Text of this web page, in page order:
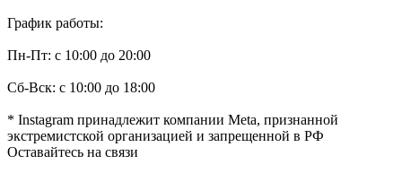
График работы:
Пн-Пт: с 10:00 до 20:00
Сб-Вск: с 10:00 до 18:00
* Instagram принадлежит компании Meta, признанной
экстремистской организацией и запрещенной в РФ
Оставайтесь на связи